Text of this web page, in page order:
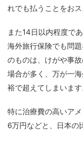
れでも払うことをおス
また14日以内程度で
海外旅行保険でも問
のものは、けがや事
場合が多く、万が一
裕で超えてしまいます
特に治療費の高いア
6万円などと、日本の